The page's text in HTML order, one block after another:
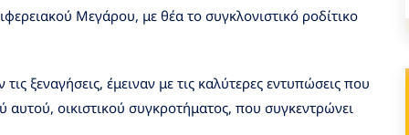
Μεγάρου, με θέα το συγκλονιστικό ροδίτικο
ξεναγήσεις, έμειναν με τις καλύτερες εντυπώσεις που
οικιστικού συγκροτήματος, που συγκεντρώνει